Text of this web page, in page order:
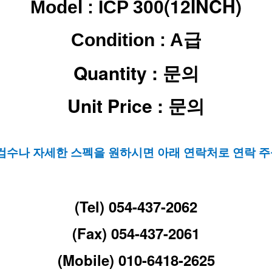
Model : ICP 300(12INCH)
Condition : A급
Quantity : 문의
Unit Price : 문의
수나 자세한 스펙을 원하시면 아래 연락처로 연락
(Tel) 054-437-2062
(Fax) 054-437-2061
(Mobile) 010-6418-2625